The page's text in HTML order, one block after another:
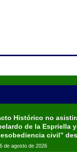
Histórico no
de la Espriella
civil”
6 de agosto de 2026